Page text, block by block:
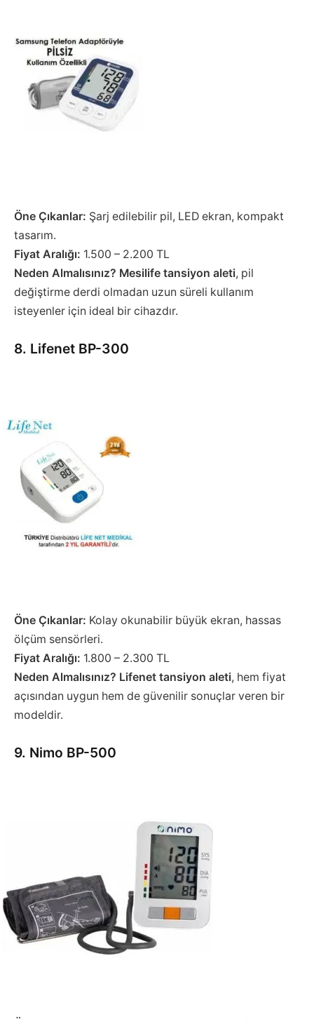
Öne Çıkanlar: Şarj edilebilir pil, LED ekran, kompakt
tasarım.
Fiyat Aralığı: 1.500 – 2.200 TL
Neden Almalısınız? Mesilife tansiyon aleti, pil
değiştirme derdi olmadan uzun süreli kullanım
isteyenler için ideal bir cihazdır.
8. Lifenet BP-300
Öne Çıkanlar: Kolay okunabilir büyük ekran, hassas
ölçüm sensörleri.
Fiyat Aralığı: 1.800 – 2.300 TL
Neden Almalısınız? Lifenet tansiyon aleti, hem fiyat
açısından uygun hem de güvenilir sonuçlar veren bir
modeldir.
9. Nimo BP-500